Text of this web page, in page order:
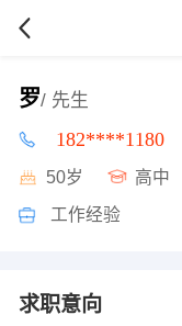
罗/ 先生
182****1180
50岁 高中
工作经验
求职意向